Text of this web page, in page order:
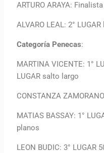
ARTURO ARAYA:
ALVARO LEAL: 2°
Categoría Penecas:
MARTINA VICENTE: 1°
LUGAR salto largo
CONSTANZA
MATIAS BASSAY: 1°
planos
LEON BUDIC: 3° LUGAR